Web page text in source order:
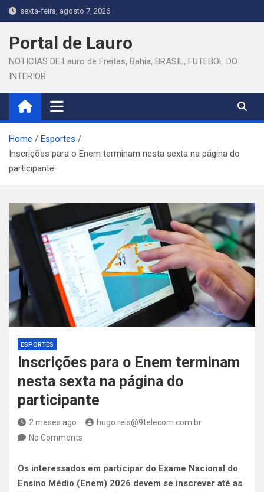
Skip
to
content
sexta-feira, agosto 7, 2026
Portal de Lauro
NOTICIAS DE Lauro de Freitas, Bahia, BRASIL, FUTEBOL DO
INTERIOR
Home
Esportes
Inscrições para o Enem terminam nesta sexta na página do
participante
ESPORTES
Inscrições para o Enem terminam
nesta sexta na página do
participante
2 meses ago
hugo.reis@9telecom.com.br
No Comments
Os interessados em participar do Exame Nacional do
Ensino Médio (Enem) 2026 devem se inscrever até as